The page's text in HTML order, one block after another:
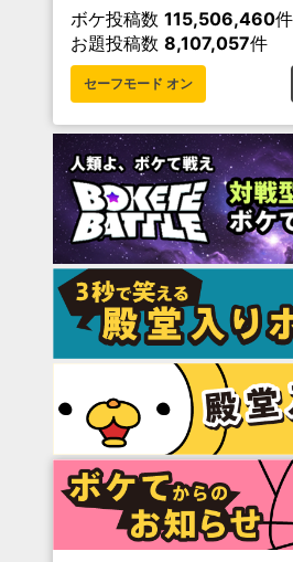
ボケ投稿数 115,506,460件
お題投稿数 8,107,057件
セーフモード オン